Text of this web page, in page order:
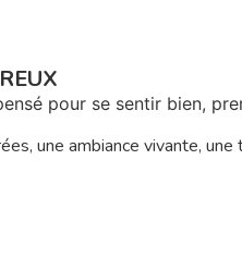
pour se sentir bien,
une ambiance vivante, une